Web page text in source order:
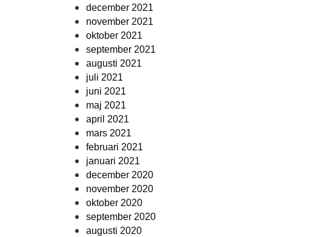
december 2021
november 2021
oktober 2021
september 2021
augusti 2021
juli 2021
juni 2021
maj 2021
april 2021
mars 2021
februari 2021
januari 2021
december 2020
november 2020
oktober 2020
september 2020
augusti 2020